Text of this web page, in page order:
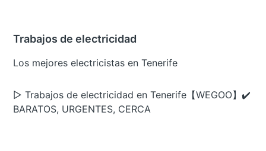
Trabajos de electricidad
Los mejores electricistas en Tenerife
▷ Trabajos de electricidad en Tenerife【WEGOO】✔️
BARATOS, URGENTES, CERCA